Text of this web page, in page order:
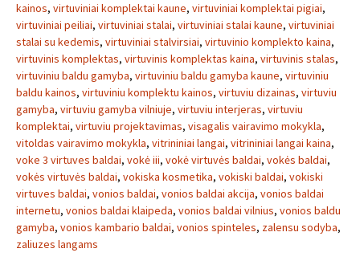
kainos, virtuviniai komplektai kaune, virtuviniai komplektai pigiai,
virtuviniai peiliai, virtuviniai stalai, virtuviniai stalai kaune, virtuviniai
stalai su kedemis, virtuviniai stalvirsiai, virtuvinio komplekto kaina,
virtuvinis komplektas, virtuvinis komplektas kaina, virtuvinis stalas,
virtuviniu baldu gamyba, virtuviniu baldu gamyba kaune, virtuviniu
baldu kainos, virtuviniu komplektu kainos, virtuviu dizainas, virtuviu
gamyba, virtuviu gamyba vilniuje, virtuviu interjeras, virtuviu
komplektai, virtuviu projektavimas, visagalis vairavimo mokykla,
vitoldas vairavimo mokykla, vitrininiai langai, vitrininiai langai kaina,
voke 3 virtuves baldai, vokė iii, vokė virtuvės baldai, vokės baldai,
vokės virtuvės baldai, vokiska kosmetika, vokiski baldai, vokiski
virtuves baldai, vonios baldai, vonios baldai akcija, vonios baldai
internetu, vonios baldai klaipeda, vonios baldai vilnius, vonios baldu
gamyba, vonios kambario baldai, vonios spinteles, zalensu sodyba,
zaliuzes langams